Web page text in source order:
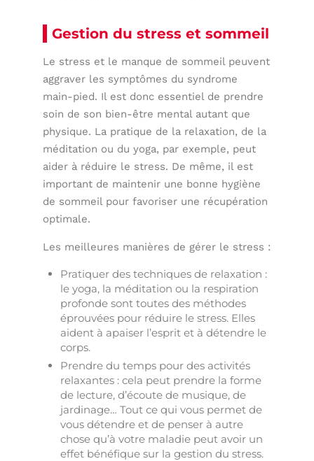
Gestion du stress et sommeil
Le stress et le manque de sommeil peuvent
aggraver les symptômes du syndrome
main-pied. Il est donc essentiel de prendre
soin de son bien-être mental autant que
physique. La pratique de la relaxation, de la
méditation ou du yoga, par exemple, peut
aider à réduire le stress. De même, il est
important de maintenir une bonne hygiène
de sommeil pour favoriser une récupération
optimale.
Les meilleures manières de gérer le stress :
Pratiquer des techniques de relaxation :
le yoga, la méditation ou la respiration
profonde sont toutes des méthodes
éprouvées pour réduire le stress. Elles
aident à apaiser l’esprit et à détendre le
corps.
Prendre du temps pour des activités
relaxantes : cela peut prendre la forme
de lecture, d’écoute de musique, de
jardinage… Tout ce qui vous permet de
vous détendre et de penser à autre
chose qu’à votre maladie peut avoir un
effet bénéfique sur la gestion du stress.